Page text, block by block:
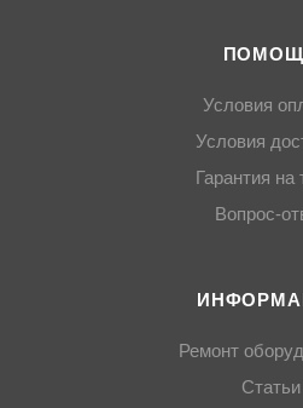
Условия
Условия
Гарантия на
Вопрос-
Ремонт
Статьи